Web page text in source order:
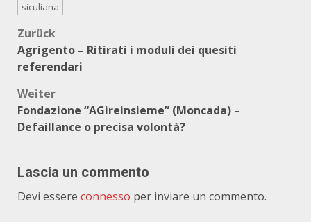
siculiana
Beitragsnavigation
Zurück
Agrigento – Ritirati i moduli dei quesiti
referendari
Weiter
Fondazione “AGireinsieme” (Moncada) –
Defaillance o precisa volontà?
Lascia un commento
Devi essere connesso per inviare un commento.